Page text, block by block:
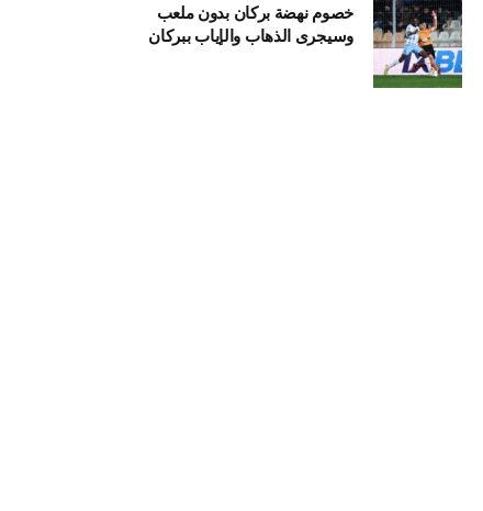
خصوم نهضة بركان بدون ملعب
وسيجرى الذهاب والإياب ببركان